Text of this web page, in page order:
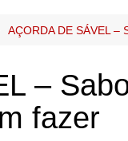
AÇORDA DE SÁVEL
–
fazer